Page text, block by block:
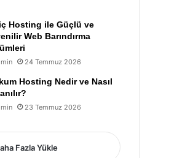
Hosting ile Güçlü ve
Web Barındırma
24 Temmuz 2026
Hosting Nedir ve Nasıl
23 Temmuz 2026
Fazla Yükle